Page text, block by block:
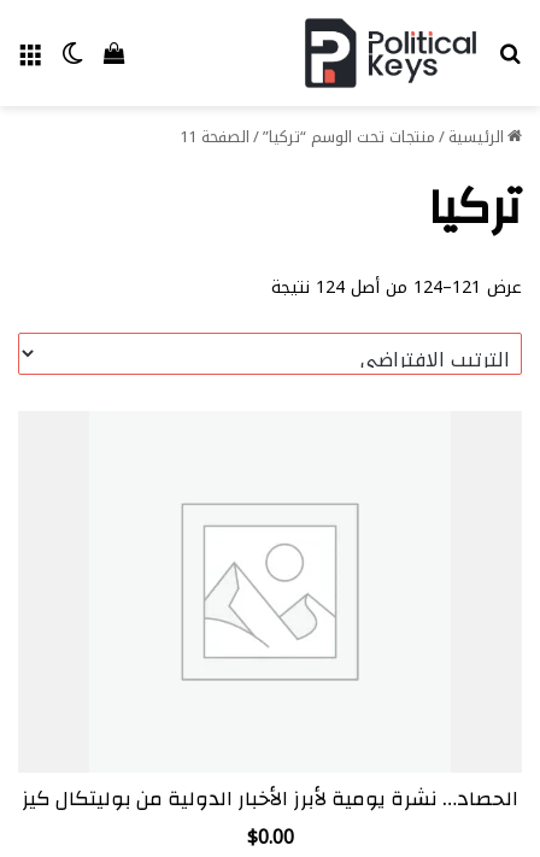
إستعراض بحث عن
الرئيسية/منتجات تحت الوسم “تركيا”/الصفحة 11
تركيا
عرض 121–124 من أصل 124 نتيجة
الحصاد… نشرة يومية لأبرز الأخبار الدولية من بوليتكال كيز
$0.00